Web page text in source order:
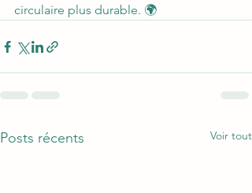
circulaire plus durable. 🌍
Posts récents Voir tout